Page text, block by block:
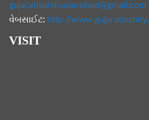
gujaratisahityaparishad@gmail.com
વેબસાઈટ: http://
VISIT